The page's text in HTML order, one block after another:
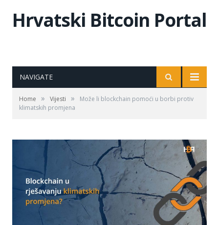
Hrvatski Bitcoin Portal
NAVIGATE
Home » Vijesti »
Može li blockchain pomoći u borbi protiv
klimatskih promjena